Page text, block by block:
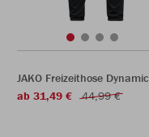
JAKO Freizeithose Dynamic
ab 31,49 €
44,99 €